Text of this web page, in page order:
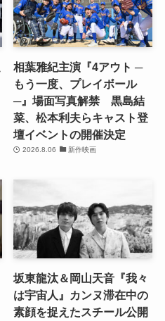
相葉雅紀主演『4アウト ─
もう一度、プレイボール
─』場面写真解禁 黒島結
菜、松本利夫らキャスト登
壇イベントの開催決定
2026.8.06 新作映画
坂東龍汰＆岡山天音『我々
は宇宙人』カンヌ滞在中の
素顔を捉えたスチール公開